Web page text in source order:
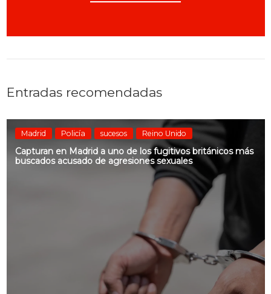
Entradas recomendadas
Madrid Policía sucesos Reino Unido
Capturan en Madrid a uno de los fugitivos británicos más
buscados acusado de agresiones sexuales